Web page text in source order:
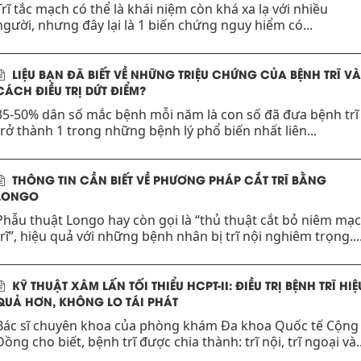
tắc mạch có thể là khái niệm còn khá xa lạ với nhiều
nhưng đây lại là 1 biến chứng nguy hiểm có...
LIỆU BẠN ĐÃ BIẾT VỀ NHỮNG TRIỆU CHỨNG CỦA BỆNH TRĨ VÀ
ĐIỀU TRỊ DỨT ĐIỂM?
50% dân số mắc bệnh mỗi năm là con số đã đưa bệnh trĩ
thành 1 trong những bệnh lý phổ biến nhất liên...
THÔNG TIN CẦN BIẾT VỀ PHƯƠNG PHÁP CẮT TRĨ BẰNG
thuật Longo hay còn gọi là “thủ thuật cắt bỏ niêm mạc
hiệu quả với những bệnh nhân bị trĩ nội nghiêm
KỸ THUẬT XÂM LẤN TỐI THIỂU HCPT-II: ĐIỀU TRỊ BỆNH TRĨ
HƠN, KHÔNG LO TÁI PHÁT
sĩ chuyên khoa của phòng khám Đa khoa Quốc tế Cộng
cho biết, bệnh trĩ được chia thành: trĩ nội, trĩ ngoại